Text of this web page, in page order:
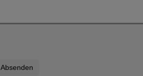
Absenden